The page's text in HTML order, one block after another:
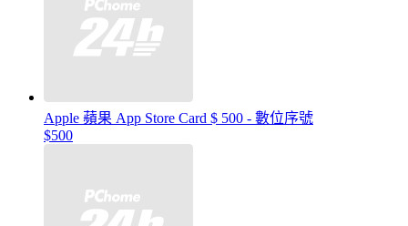
Apple 蘋果 App Store Card $ 500 - 數位序號
$500